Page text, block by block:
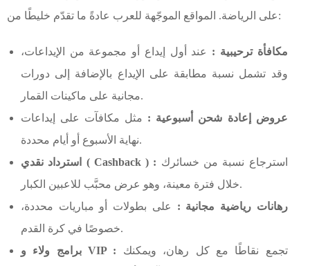
على الرياضة. المواقع الموجّهة للعرب عادةً ما تقدّم خليطًا من:
مكافأة ترحيبية : عند أول إيداع أو مجموعة من الإيداعات،
وقد تشمل نسبة مطابقة على الإيداع بالإضافة إلى دورات
مجانية على ماكينات القمار.
عروض إعادة شحن أسبوعية : مثل مكافآت على إيداعات
نهاية الأسبوع أو أيام محددة.
استرداد نقدي ( Cashback ) :
خلال فترة معينة، وهو عرض محبَّب للاعبين الكبار.
رهانات رياضية مجانية : على بطولات أو مباريات محددة،
خصوصًا في كرة القدم.
برامج ولاء و VIP :